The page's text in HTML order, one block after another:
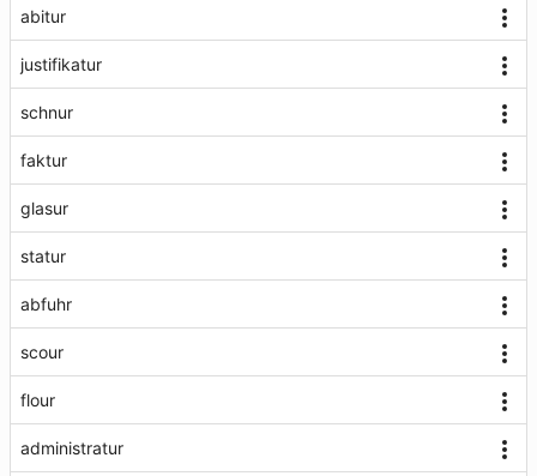
abitur
justifikatur
schnur
faktur
glasur
statur
abfuhr
scour
flour
administratur